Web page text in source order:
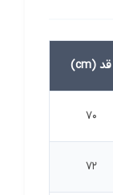
قد (cm)
70
72